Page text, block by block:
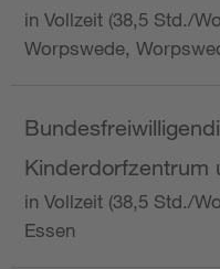
in Vollzeit (38,5 Std./
Worpswede,
Kinderdorfzentrum
in Vollzeit (38,5 Std./
Essen